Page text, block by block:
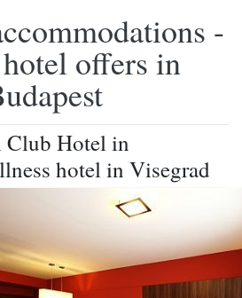
-
offers in
Club Hotel in
hotel in Visegrad